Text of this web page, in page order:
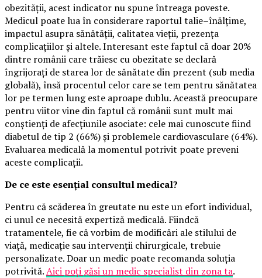
obezității, acest indicator nu spune întreaga poveste.
Medicul poate lua în considerare raportul talie–înălțime,
impactul asupra sănătății, calitatea vieții, prezența
complicațiilor și altele. Interesant este faptul că doar 20%
dintre românii care trăiesc cu obezitate se declară
îngrijorați de starea lor de sănătate din prezent (sub media
globală), însă procentul celor care se tem pentru sănătatea
lor pe termen lung este aproape dublu. Această preocupare
pentru viitor vine din faptul că românii sunt mult mai
conștienți de afecțiunile asociate: cele mai cunoscute fiind
diabetul de tip 2 (66%) și problemele cardiovasculare (64%).
Evaluarea medicală la momentul potrivit poate preveni
aceste complicații.
De ce este esențial consultul medical?
Pentru că scăderea în greutate nu este un efort individual,
ci unul ce necesită expertiză medicală. Fiindcă
tratamentele, fie că vorbim de modificări ale stilului de
viață, medicație sau intervenții chirurgicale, trebuie
personalizate. Doar un medic poate recomanda soluția
potrivită.Aici poți găsi un medic specialist din zona ta.